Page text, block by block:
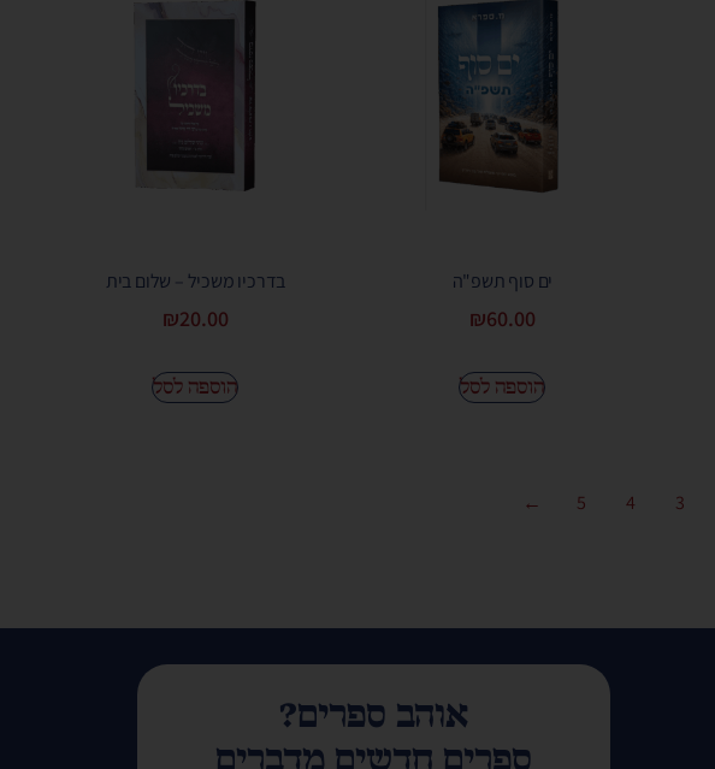
ים סוף תשפ"ה
₪60.00
הוספה לסל
בדרכיו משכיל – שלום בית
₪20.00
הוספה לסל
3
4
5
←
אוהב ספרים?
ספרים חדשים מדברים